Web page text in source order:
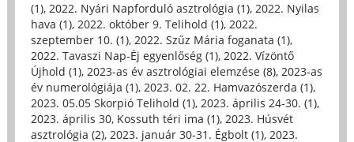
(1), 2022. Nyári Napforduló asztrológia (1), 2022. Nyilas
hava (1), 2022. október 9. Telihold (1), 2022.
szeptember 10. (1), 2022. Szűz Mária foganata (1),
2022. Tavaszi Nap-Éj egyenlőség (1), 2022. Vízöntő
Újhold (1), 2023-as év asztrológiai elemzése (8), 2023-as
év numerológiája (1), 2023. 02. 22. Hamvazószerda (1),
2023. 05.05 Skorpió Telihold (1), 2023. április 24-30. (1),
2023. április 30, Kossuth téri ima (1), 2023. Húsvét
asztrológia (2), 2023. január 30-31. Égbolt (1), 2023.